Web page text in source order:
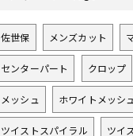
佐世保 メンズカット
センターパート クロップ
メッシュ ホワイトメッシュ
ツイストスパイラル ツイ